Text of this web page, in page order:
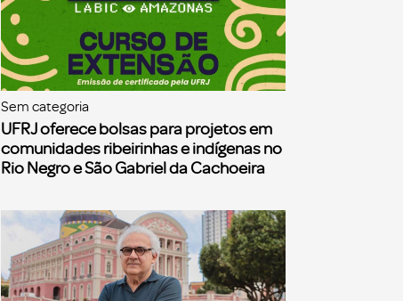
Sem categoria
UFRJ oferece bolsas para projetos em
comunidades ribeirinhas e indígenas no
Rio Negro e São Gabriel da Cachoeira